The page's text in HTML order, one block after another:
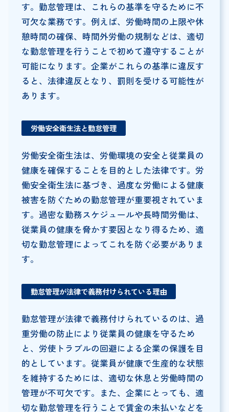
す。勤怠管理は、これらの基準を守るために不
可欠な業務です。例えば、労働時間の上限や休
憩時間の確保、時間外労働の規制などは、適切
な勤怠管理を行うことで初めて遵守することが
可能になります。企業がこれらの基準に違反す
ると、法律違反となり、罰則を受ける可能性が
あります。
労働安全衛生法と勤怠管理
労働安全衛生法は、労働環境の安全と従業員の
健康を確保することを目的とした法律です。労
働安全衛生法に基づき、過度な労働による健康
被害を防ぐための勤怠管理が重要視されていま
す。過密な勤務スケジュールや長時間労働は、
従業員の健康を脅かす要因となり得るため、適
切な勤怠管理によってこれを防ぐ必要がありま
す。
勤怠管理が法律で義務付けられている理由
勤怠管理が法律で義務付けられているのは、過
重労働の防止により従業員の健康を守るため
と、労使トラブルの回避による企業の保護を目
的としています。従業員が健康で生産的な状態
を維持するためには、適切な休息と労働時間の
管理が不可欠です。また、企業にとっても、適
切な勤怠管理を行うことで賃金の未払いなどを